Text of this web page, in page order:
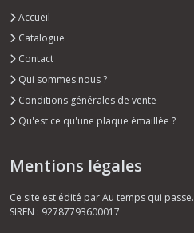
Accueil
Catalogue
Contact
Qui sommes nous ?
Conditions générales de vente
Qu'est ce qu'une plaque émaillée ?
Mentions légales
Ce site est édité par Au temps qui passe.
SIREN : 92787793600017